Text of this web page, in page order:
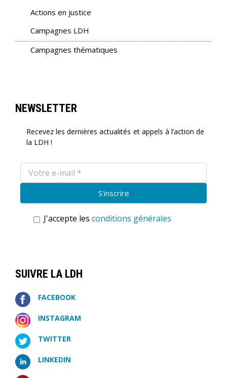
Actions en justice
Campagnes LDH
Campagnes thématiques
NEWSLETTER
Recevez les dernières actualités et appels à l’action de
la LDH !
J'accepte les conditions générales
SUIVRE LA LDH
FACEBOOK
INSTAGRAM
TWITTER
LINKEDIN